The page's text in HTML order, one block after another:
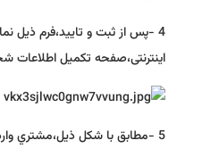
4 -پس از ثبت و تایید،فرم
اینترنتی،صفحه تکمیل
5 -مطابق با شکل ذیل،مشتري وارد صفحه اطلاعات شخصی شده و اطلاعات مورد نظر را در این صفحه تکمیل می نماید.